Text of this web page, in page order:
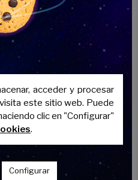
II
de
de Latín II
al lado
apéndice
para
acceder y procesar
este sitio web. Puede
clic en "Configurar"
.
Configurar